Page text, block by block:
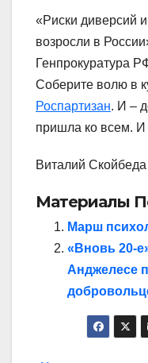
«Риски диверсий и
возросли в
Генпрокуратура
Соберите волю в
Роспартизан. И –
пришла ко всем. И
Виталий Скойбеда
Материалы
Марш
«Вновь 20-
Анджелесе